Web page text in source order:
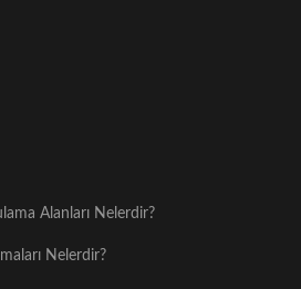
Alanları Nelerdir?
Nelerdir?